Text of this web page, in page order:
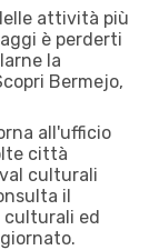
attività più
è perderti
la
Bermejo,
all'ufficio
città
culturali
il
culturali ed